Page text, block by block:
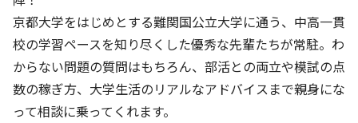
京都大学をはじめとする難関国公立大学に通う、中高一貫
校の学習ペースを知り尽くした優秀な先輩たちが常駐。わ
からない問題の質問はもちろん、部活との両立や模試の点
数の稼ぎ方、大学生活のリアルなアドバイスまで親身にな
って相談に乗ってくれます。